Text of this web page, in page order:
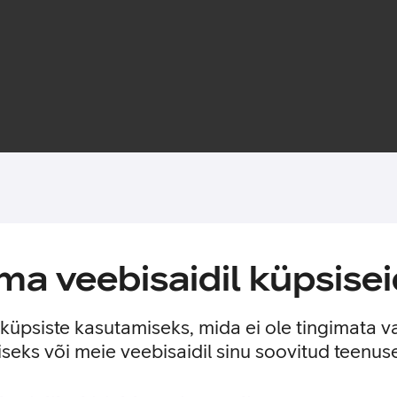
veebisaidil
kasutamiseks, mida ei ole tingimata
või meie veebisaidil sinu soovitud
kaasi avamata ning kaante nutikas ava võimaldab vastu